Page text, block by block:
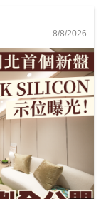
8/8/2026